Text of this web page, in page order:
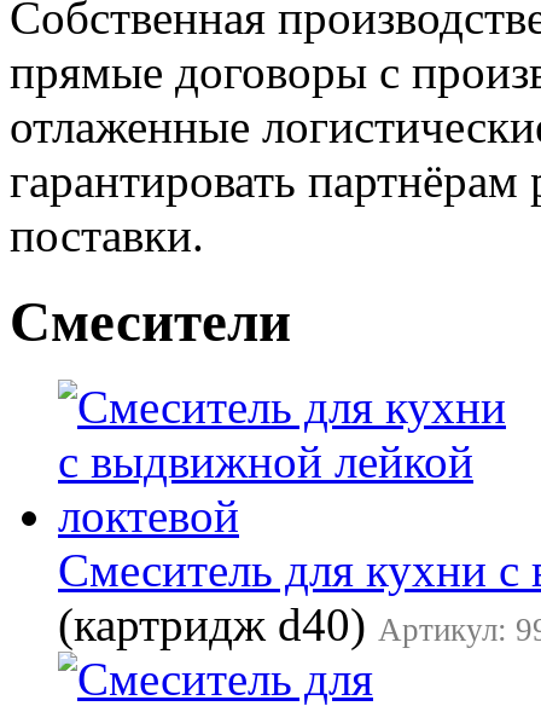
Собственная
прямые договоры с
отлаженные
гарантировать
поставки.
Смесители
Смеситель для кухни
(картридж d40) Артикул: